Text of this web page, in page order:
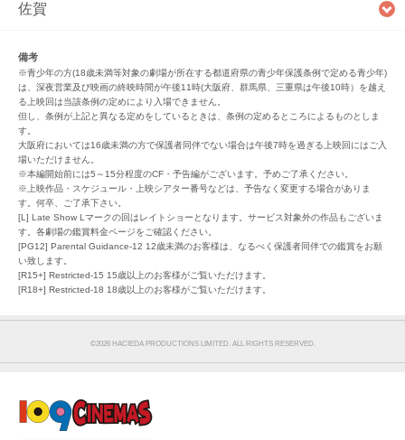
佐賀
備考
※青少年の方(18歳未満等対象の劇場が所在する都道府県の青少年保護条例で定める青少年)
は、深夜営業及び映画の終映時間が午後11時(大阪府、群馬県、三重県は午後10時）を越え
る上映回は当該条例の定めにより入場できません。
但し、条例が上記と異なる定めをしているときは、条例の定めるところによるものとしま
す。
大阪府においては16歳未満の方で保護者同伴でない場合は午後7時を過ぎる上映回にはご入
場いただけません。
※本編開始前には5～15分程度のCF・予告編がございます。予めご了承ください。
※上映作品・スケジュール・上映シアター番号などは、予告なく変更する場合がありま
す。何卒、ご了承下さい。
[L] Late Show Lマークの回はレイトショーとなります。サービス対象外の作品もございま
す。各劇場の鑑賞料金ページをご確認ください。
[PG12] Parental Guidance-12 12歳未満のお客様は、なるべく保護者同伴での鑑賞をお願
い致します。
[R15+] Restricted-15 15歳以上のお客様がご覧いただけます。
[R18+] Restricted-18 18歳以上のお客様がご覧いただけます。
©︎2026 HACIEDA PRODUCTIONS LIMITED. ALL RIGHTS RESERVED.